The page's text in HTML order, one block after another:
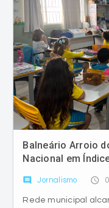
Balneário Arroio
Nacional em
comment Jornalismo access_time
Rede municipal